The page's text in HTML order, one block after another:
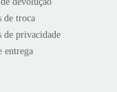
de troca
de privacidade
entrega